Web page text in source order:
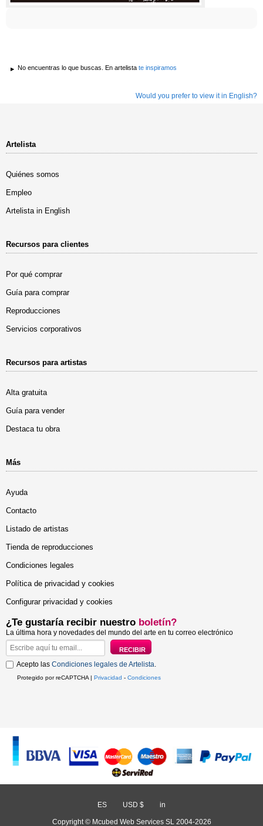
No encuentras lo que buscas. En artelista te inspiramos
Would you prefer to view it in English?
Artelista
Quiénes somos
Empleo
Artelista in English
Recursos para clientes
Por qué comprar
Guía para comprar
Reproducciones
Servicios corporativos
Recursos para artistas
Alta gratuita
Guía para vender
Destaca tu obra
Más
Ayuda
Contacto
Listado de artistas
Tienda de reproducciones
Condiciones legales
Política de privacidad y cookies
Configurar privacidad y cookies
¿Te gustaría recibir nuestro boletín?
La última hora y novedades del mundo del arte en tu correo electrónico
Acepto las Condiciones legales de Artelista.
Protegido por reCAPTCHA | Privacidad - Condiciones
ES USD $ in
Copyright © Mcubed Web Services SL 2004-2026